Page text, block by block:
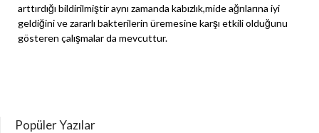
arttırdığı bildirilmiştir aynı zamanda kabızlık,mide ağrılarına iyi
geldiğini ve zararlı bakterilerin üremesine karşı etkili olduğunu
gösteren çalışmalar da mevcuttur.
Popüler Yazılar